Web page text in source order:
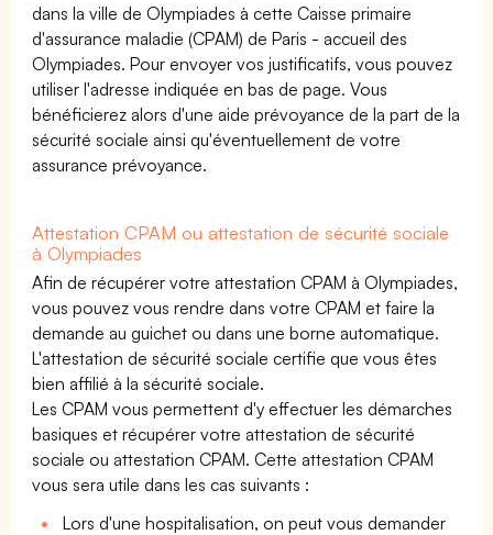
dans la ville de Olympiades à cette Caisse primaire
d'assurance maladie (CPAM) de Paris - accueil des
Olympiades. Pour envoyer vos justificatifs, vous pouvez
utiliser l'adresse indiquée en bas de page. Vous
bénéficierez alors d'une aide prévoyance de la part de la
sécurité sociale ainsi qu'éventuellement de votre
assurance prévoyance.
Attestation CPAM ou attestation de sécurité sociale
à Olympiades
Afin de récupérer votre attestation CPAM à Olympiades,
vous pouvez vous rendre dans votre CPAM et faire la
demande au guichet ou dans une borne automatique.
L'attestation de sécurité sociale certifie que vous êtes
bien affilié à la sécurité sociale.
Les CPAM vous permettent d'y effectuer les démarches
basiques et récupérer votre attestation de sécurité
sociale ou attestation CPAM. Cette attestation CPAM
vous sera utile dans les cas suivants :
Lors d'une hospitalisation, on peut vous demander